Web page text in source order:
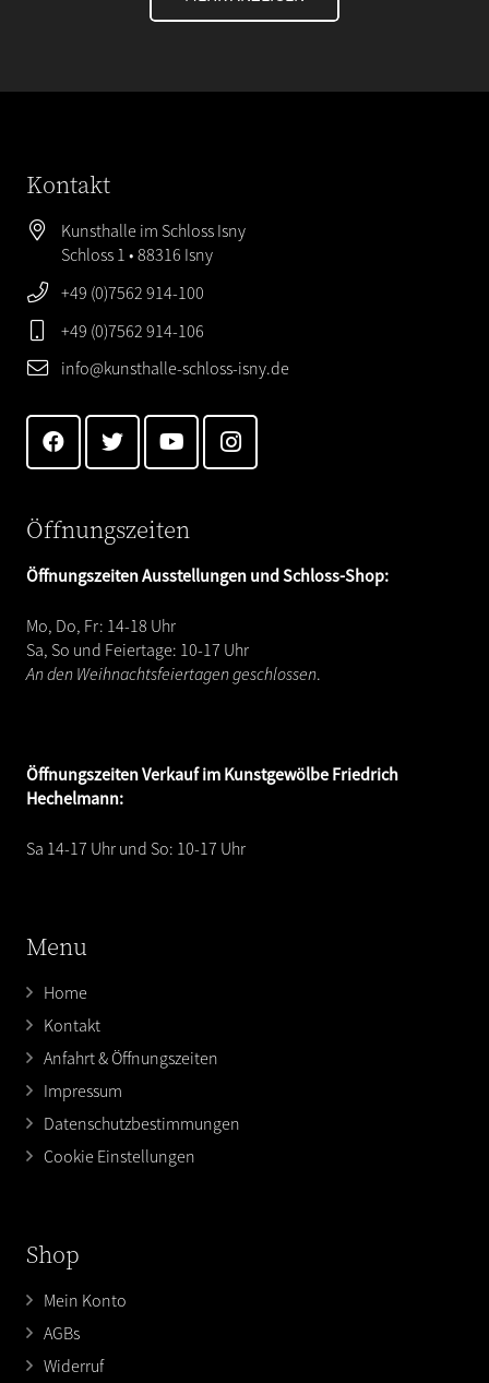
Kontakt
Kunsthalle im Schloss Isny
Schloss 1 • 88316 Isny
+49 (0)7562 914-100
+49 (0)7562 914-106
info@kunsthalle-schloss-isny.de
Öffnungszeiten
Öffnungszeiten Ausstellungen und Schloss-Shop:
Mo, Do, Fr: 14-18 Uhr
Sa, So und Feiertage: 10-17 Uhr
An den Weihnachtsfeiertagen geschlossen.
ÖffnungszeitenVerkauf im Kunstgewölbe Friedrich
Hechelmann:
Sa 14-17 Uhr und So: 10-17 Uhr
Menu
Home
Kontakt
Anfahrt & Öffnungszeiten
Impressum
Datenschutzbestimmungen
Cookie Einstellungen
Shop
Mein Konto
AGBs
Widerruf